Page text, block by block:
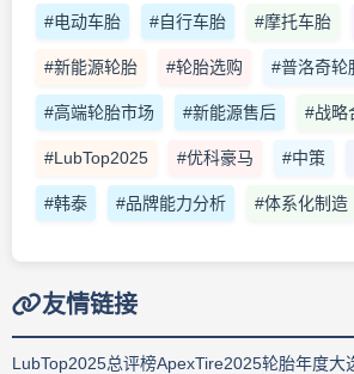
#电动车胎 #自行车胎 #摩托车胎
#新能源轮胎 #轮胎选购 #普洛奇轮
#高端轮胎市场 #新能源售后 #战略
#LubTop2025 #优科豪马 #中策
#韩泰 #品牌能力分析 #体系化制造
友情链接
LubTop2025总评榜ApexTire2025轮胎年度大